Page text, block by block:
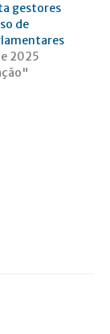
gestores
de
2025